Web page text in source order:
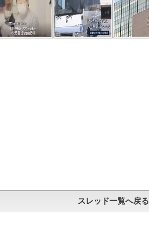
スレッド一覧へ戻る